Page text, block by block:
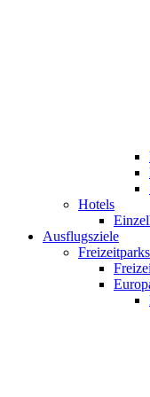
Hotels
Ausflugsziele
Freizeitparks